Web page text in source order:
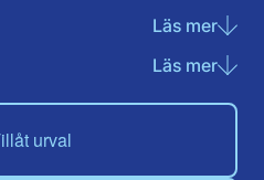
Läs merom
Läs merom
urval
medier